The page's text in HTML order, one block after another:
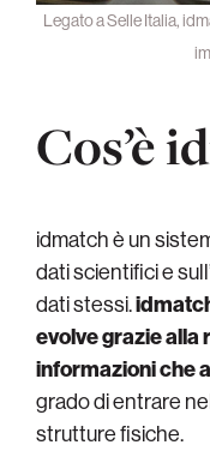
Legato a Selle Italia,
Cos’è
idmatch è un
dati scientifici e
dati stessi.
evolve grazie alla
informazioni che
grado di entrare
strutture fisiche.